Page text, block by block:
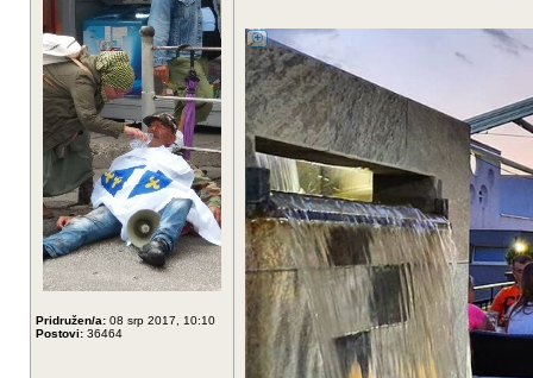
Pridružen/a: 08 srp 2017, 10:10
Postovi: 36464